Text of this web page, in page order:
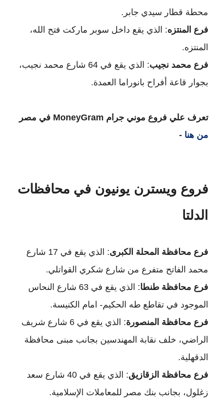
محطة قطار سيدي جابر.
فرع المنتزه: الذي يقع داخل سوبر ماركت فتح الله،
المنتزه.
فرع محمد نجيب
: الذي يقع في 64 شارع محمد نجيب،
بجوار قاعة أفراح بانوراما العمدة.
تعرف علي فروع موني جرام MoneyGram في مصر
من هنا -
فروع ويسترن يونيون في محافظات
الدلتا
فرع محافظة المحلة الكبرى
: الذي يقع في 17 شارع
محمد الفاتح متفرع من شارع شكري القواتلي.
فرع محافظة طنطا
: الذي يقع في 63 شارع النحاس
الموجود في تقاطع طه الحكيم- امام الكنيسة.
فرع محافظة المنصورة
: الذي يقع في 6 شارع شريف
الراضي، خلف نقابة المهندسين بجانب مبنى محافظة
الدقهلية.
فرع محافظة الزقازيق
: الذي يقع في 40 شارع سعد
زغلول، بجانب بنك مصر للمعاملات الإسلامية.